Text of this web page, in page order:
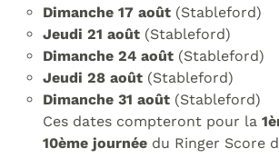
Dimanche 17 août (Stableford)
Jeudi 21 août (Stableford)
Dimanche 24 août (Stableford)
Jeudi 28 août (Stableford)
Dimanche 31 août (Stableford)
Ces dates compteront pour la
10ème journée du Ringer Score